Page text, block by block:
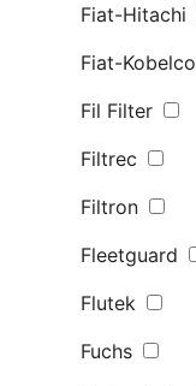
Fiat-Hitachi
Fiat-Kobelco
Fil Filter
Filtrec
Filtron
Fleetguard
Flutek
Fuchs